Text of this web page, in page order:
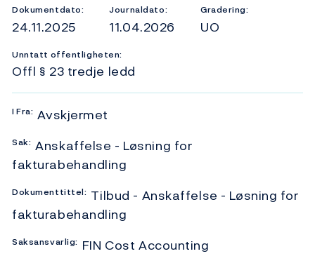
Dokumentdato:
24.11.2025
Journaldato:
11.04.2026
Gradering:
UO
Unntatt offentligheten:
Offl § 23 tredje ledd
I Fra: Avskjermet
Sak: Anskaffelse - Løsning for
fakturabehandling
Dokumenttittel: Tilbud - Anskaffelse - Løsning for
fakturabehandling
Saksansvarlig: FIN Cost Accounting